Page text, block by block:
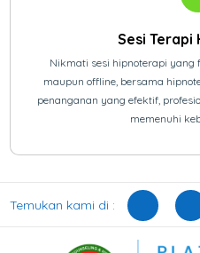
Sesi Terapi
Nikmati sesi hipnoterapi yang
maupun offline, bersama
penanganan yang efektif,
memenuhi
Temukan kami di :